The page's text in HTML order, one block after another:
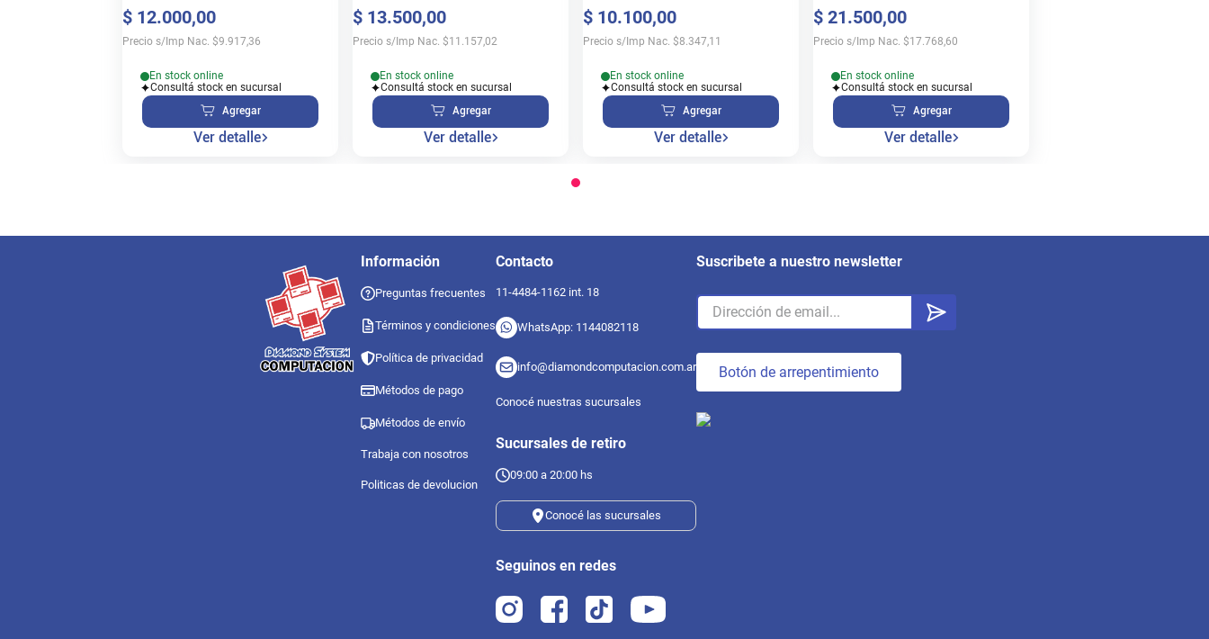
$ 12.000,00
Precio s/Imp Nac. $9.917,36
En stock online
Consultá stock en sucursal
Agregar
Ver detalle
$ 13.500,00
Precio s/Imp Nac. $11.157,02
En stock online
Consultá stock en sucursal
Agregar
Ver detalle
$ 10.100,00
Precio s/Imp Nac. $8.347,11
En stock online
Consultá stock en sucursal
Agregar
Ver detalle
$ 21.500,00
Precio s/Imp Nac. $17.768,60
En stock online
Consultá stock en sucursal
Agregar
Ver detalle
Información
Preguntas frecuentes
Términos y condiciones
Política de privacidad
Métodos de pago
Métodos de envío
Trabaja con nosotros
Politicas de devolucion
Contacto
11-4484-1162 int. 18
WhatsApp: 1144082118
info@diamondcomputacion.com.ar
Conocé nuestras sucursales
Sucursales de retiro
09:00 a 20:00 hs
Conocé las sucursales
Seguinos en redes
Suscribete a nuestro newsletter
Botón de arrepentimiento